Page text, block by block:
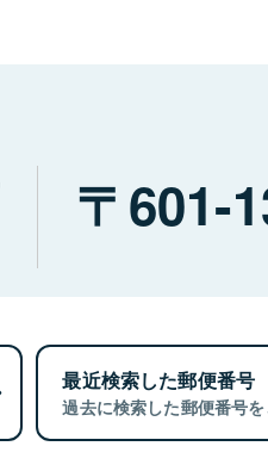
601-
最近検索した郵便番号
過去に検索した郵便番号を